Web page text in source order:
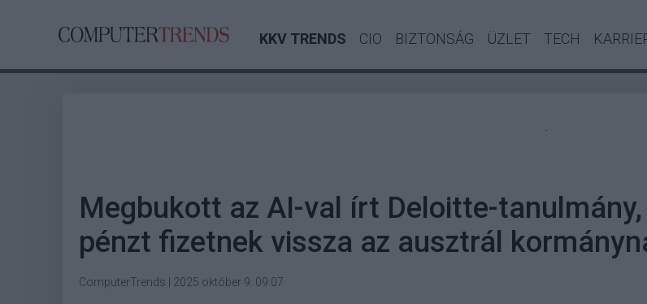
KKV TRENDS CIO BIZTONSÁG ÜZLET TECH
Megbukott az AI-val írt Deloitte-tanulmány,
pénzt fizetnek vissza az ausztrál
ComputerTrends 2025 október 9. 09:07